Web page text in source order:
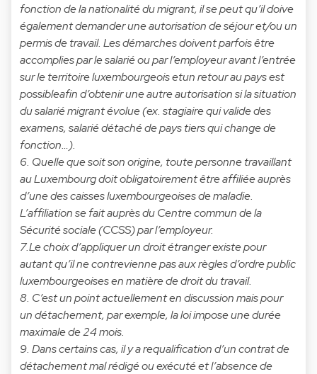
fonction de la nationalité du migrant, il se peut qu’il doive
également demander une autorisation de séjour et/ou un
permis de travail. Les démarches doivent parfois être
accomplies par le salarié ou par l’employeur avant l’entrée
sur le territoire luxembourgeois etun retour au pays est
possibleafin d’obtenir une autre autorisation si la situation
du salarié migrant évolue (ex. stagiaire qui valide des
examens, salarié détaché de pays tiers qui change de
fonction…).
6. Quelle que soit son origine, toute personne travaillant
au Luxembourg doit obligatoirement être affiliée auprès
d’une des caisses luxembourgeoises de maladie.
L’affiliation se fait auprès du Centre commun de la
Sécurité sociale (CCSS) par l’employeur.
7.Le choix d’appliquer un droit étranger existe pour
autant qu’il ne contrevienne pas aux règles d’ordre public
luxembourgeoises en matière de droit du travail.
8. C’est un point actuellement en discussion mais pour
un détachement, par exemple, la loi impose une durée
maximale de 24 mois.
9. Dans certains cas, il y a requalification d’un contrat de
détachement mal rédigé ou exécuté et l’absence de